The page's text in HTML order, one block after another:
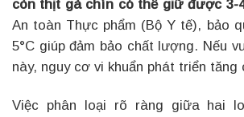
còn thịt gà chín có thể giữ được 3-
An toàn Thực phẩm (Bộ Y tế), bảo
5°C giúp đảm bảo chất lượng. Nếu
này, nguy cơ vi khuẩn phát triển tăng
Việc phân loại rõ ràng giữa hai